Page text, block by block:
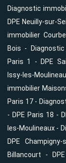
Diagnostic
DPE Neuilly-sur-
immobilier
Bois -
Paris 1
- DPE
Issy-les-
immobilier
Paris 17-
- DPE Paris 18 -
les-Moulineaux -
DPE Champigny-
Billancourt -